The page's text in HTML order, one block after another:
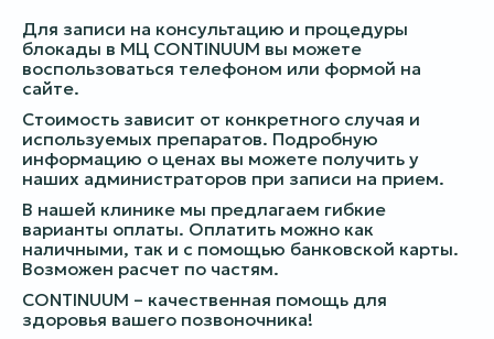
Для записи на консультацию и процедуры
блокады в МЦ CONTINUUM вы можете
воспользоваться телефоном или формой на
сайте.
Стоимость зависит от конкретного случая и
используемых препаратов. Подробную
информацию о ценах вы можете получить у
наших администраторов при записи на прием.
В нашей клинике мы предлагаем гибкие
варианты оплаты. Оплатить можно как
наличными, так и с помощью банковской карты.
Возможен расчет по частям.
CONTINUUM – качественная помощь для
здоровья вашего позвоночника!